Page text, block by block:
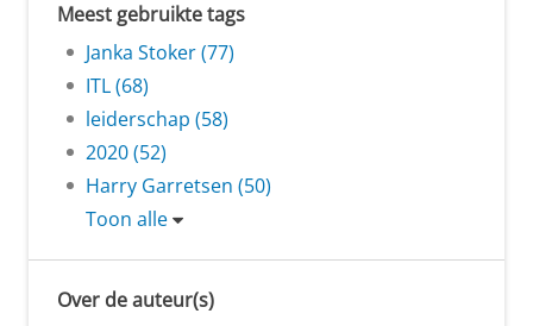
Meest gebruikte tags
Janka Stoker (77)
ITL (68)
leiderschap (58)
2020 (52)
Harry Garretsen (50)
Toon alle
Over de auteur(s)